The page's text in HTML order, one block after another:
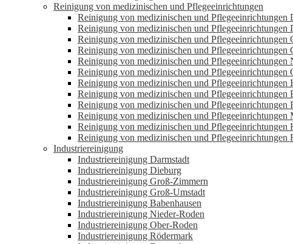
Reinigung von medizinischen und Pflegeeinrichtungen
Reinigung von medizinischen und Pflegeeinrichtungen
Reinigung von medizinischen und Pflegeeinrichtungen
Reinigung von medizinischen und Pflegeeinrichtungen
Reinigung von medizinischen und Pflegeeinrichtungen
Reinigung von medizinischen und Pflegeeinrichtungen
Reinigung von medizinischen und Pflegeeinrichtungen
Reinigung von medizinischen und Pflegeeinrichtungen
Reinigung von medizinischen und Pflegeeinrichtungen
Reinigung von medizinischen und Pflegeeinrichtungen
Reinigung von medizinischen und Pflegeeinrichtungen
Reinigung von medizinischen und Pflegeeinrichtungen
Reinigung von medizinischen und Pflegeeinrichtungen
Industriereinigung
Industriereinigung Darmstadt
Industriereinigung Dieburg
Industriereinigung Groß-Zimmern
Industriereinigung Groß-Umstadt
Industriereinigung Babenhausen
Industriereinigung Nieder-Roden
Industriereinigung Ober-Roden
Industriereinigung Rödermark